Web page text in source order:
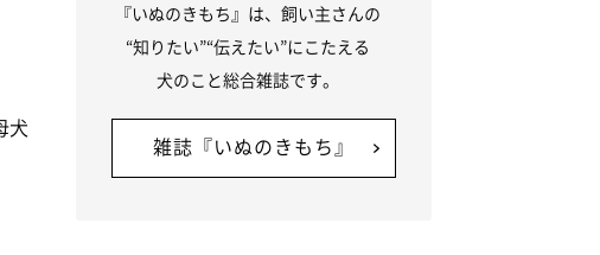
犬
『いぬのきもち』は、飼い主さんの
“知りたい”“伝えたい”にこたえる
犬のこと総合雑誌です。
雑誌『いぬのきもち』